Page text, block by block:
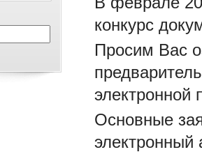
конкурс
Просим Вас
электронной
Основные
электронный